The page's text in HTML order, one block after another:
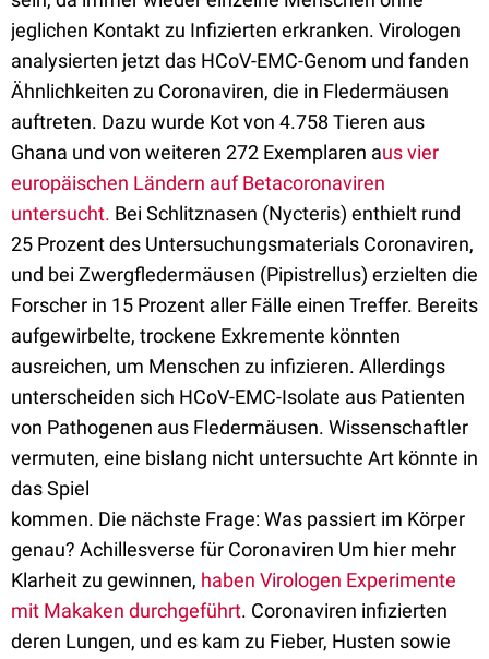
jeglichen Kontakt zu Infizierten erkranken. Virologen
analysierten jetzt das HCoV-EMC-Genom und fanden
Ähnlichkeiten zu Coronaviren, die in Fledermäusen
auftreten. Dazu wurde Kot von 4.758 Tieren aus
Ghana und von weiteren 272 Exemplaren aus vier
europäischen Ländern auf Betacoronaviren
untersucht. Bei Schlitznasen (Nycteris) enthielt rund
25 Prozent des Untersuchungsmaterials Coronaviren,
und bei Zwergfledermäusen (Pipistrellus) erzielten die
Forscher in 15 Prozent aller Fälle einen Treffer. Bereits
aufgewirbelte, trockene Exkremente könnten
ausreichen, um Menschen zu infizieren. Allerdings
unterscheiden sich HCoV-EMC-Isolate aus Patienten
von Pathogenen aus Fledermäusen. Wissenschaftler
vermuten, eine bislang nicht untersuchte Art könnte in
das Spiel
kommen. Die nächste Frage: Was passiert im Körper
genau? Achillesverse für Coronaviren Um hier mehr
Klarheit zu gewinnen, haben Virologen Experimente
mit Makaken durchgeführt. Coronaviren infizierten
deren Lungen, und es kam zu Fieber, Husten sowie